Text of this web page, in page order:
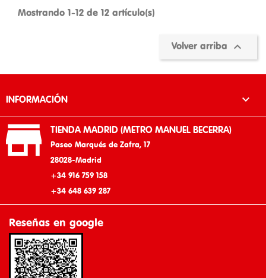
Mostrando 1-12 de 12 artículo(s)
Volver arriba 
INFORMACIÓN 
 TIENDA MADRID (METRO MANUEL BECERRA)
Paseo Marqués de Zafra, 17
28028-Madrid
+34 916 759 158
+34 648 639 287
Reseñas en google